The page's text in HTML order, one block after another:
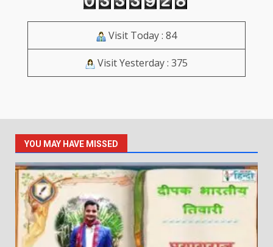
Visit Today : 84
Visit Yesterday : 375
YOU MAY HAVE MISSED